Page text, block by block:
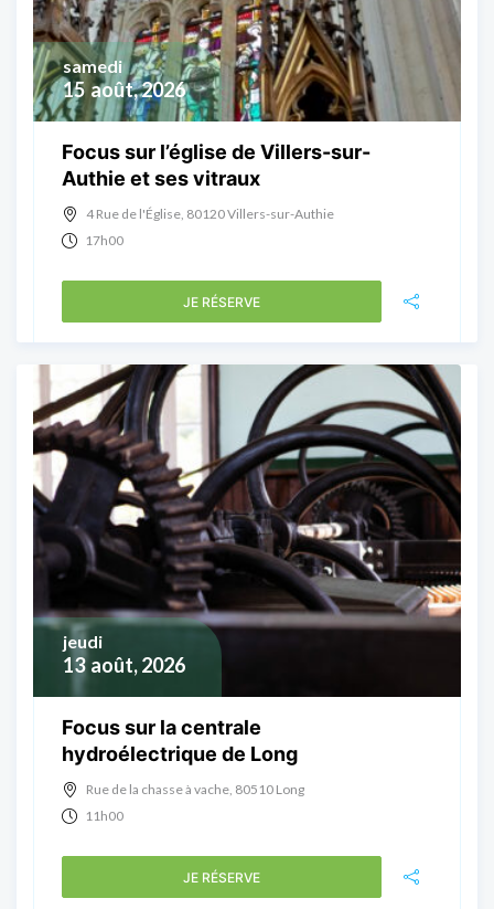
15 août, 2026
samedi
Focus sur l’église de Villers-sur-
Authie et ses vitraux
4 Rue de l'Église, 80120 Villers-sur-Authie
17h00
JE RÉSERVE
13 août, 2026
jeudi
Focus sur la centrale
hydroélectrique de Long
Rue de la chasse à vache, 80510 Long
11h00
JE RÉSERVE